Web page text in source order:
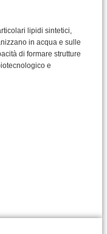
lipidi sintetici,
in acqua e sulle
di formare strutture
e